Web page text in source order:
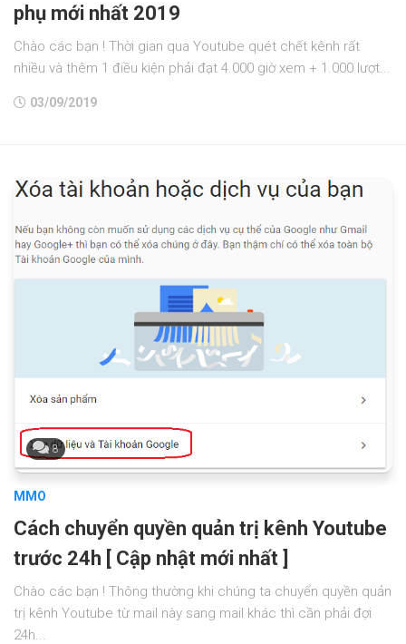
phụ mới nhất 2019
Chào các bạn ! Thời gian qua Youtube quét chết kênh rất
nhiều và thêm 1 điều kiện phải đạt 4.000 giờ xem + 1.000 lượt...
03/09/2019
8
MMO
Cách chuyển quyền quản trị kênh Youtube
trước 24h [ Cập nhật mới nhất ]
Chào các bạn ! Thông thường khi chúng ta chuyển quyền quản
trị kênh Youtube từ mail này sang mail khác thì cần phải đợi
24h...